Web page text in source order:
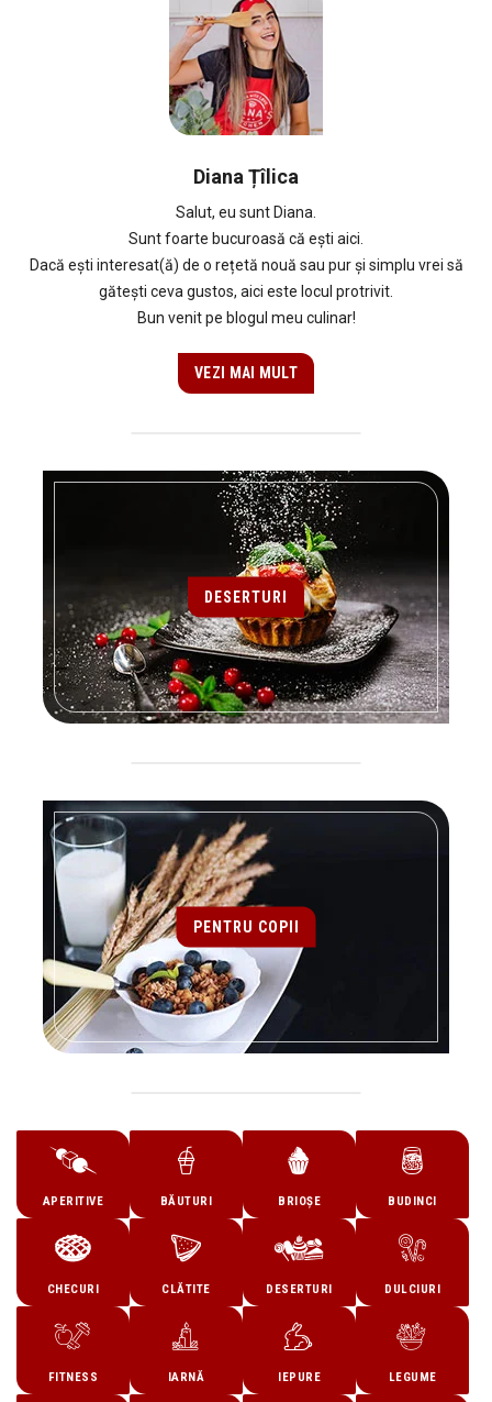
Diana Țîlica
Salut, eu sunt Diana.
Sunt foarte bucuroasă că ești aici.
Dacă ești interesat(ă) de o rețetă nouă sau pur și simplu vrei să
gătești ceva gustos, aici este locul protrivit.
Bun venit pe blogul meu culinar!
VEZI MAI MULT
DESERTURI
APERITIVE BĂUTURI BRIOȘE BUDINCI
CHECURI CLĂTITE DESERTURI DULCIURI
FITNESS IARNĂ IEPURE LEGUME
PENTRU COPII